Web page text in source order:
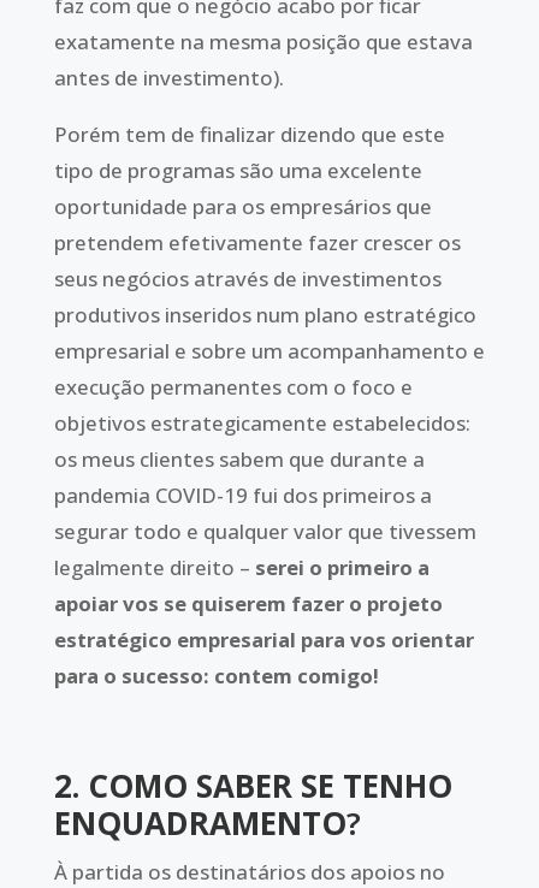
faz com que o negócio acabo por ficar
exatamente na mesma posição que estava
antes de investimento).
Porém tem de finalizar dizendo que este
tipo de programas são uma excelente
oportunidade para os empresários que
pretendem efetivamente fazer crescer os
seus negócios através de investimentos
produtivos inseridos num plano estratégico
empresarial e sobre um acompanhamento e
execução permanentes com o foco e
objetivos estrategicamente estabelecidos:
os meus clientes sabem que durante a
pandemia COVID-19 fui dos primeiros a
segurar todo e qualquer valor que tivessem
legalmente direito – serei o primeiro a
apoiar vos se quiserem fazer o projeto
estratégico empresarial para vos orientar
para o sucesso: contem comigo!
2. COMO SABER SE TENHO
ENQUADRAMENTO?
À partida os destinatários dos apoios no